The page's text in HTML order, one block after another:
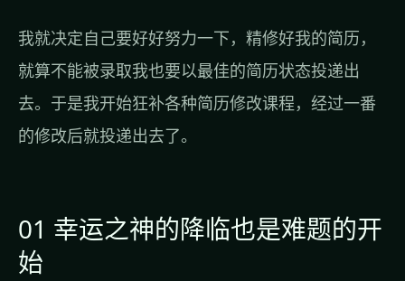
我就决定自己要好好努力一下，精修好我的简历，
就算不能被录取我也要以最佳的简历状态投递出
去。于是我开始狂补各种简历修改课程，经过一番
的修改后就投递出去了。
01 幸运之神的降临也是难题的开
始